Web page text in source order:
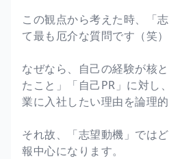
この観点から考えた時、「
て最も厄介な質問です（笑）
なぜなら、自己の経験が核
たこと」「自己PR」に対し
業に入社したい理由を論理的
それ故、「志望動機」では
報中心になります。